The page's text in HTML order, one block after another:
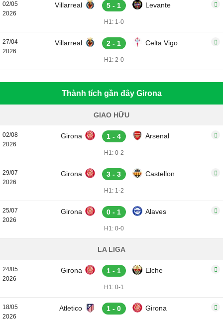
02/05
2026
Villarreal 5 - 1 Levante
H1: 1-0
27/04
2026
Villarreal 2 - 1 Celta Vigo
H1: 2-0
Thành tích gần đây Girona
GIAO HỮU
02/08
2026
Girona 1 - 4 Arsenal
H1: 0-2
29/07
2026
Girona 3 - 3 Castellon
H1: 1-2
25/07
2026
Girona 0 - 1 Alaves
H1: 0-0
LA LIGA
24/05
2026
Girona 1 - 1 Elche
H1: 0-1
18/05
2026
Atletico 1 - 0 Girona